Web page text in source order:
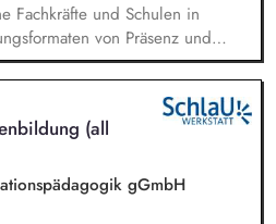
Fachkräfte und Schulen in
von Präsenz und
pädogischen Tagen und erstellst
Plattform schlau-lernen.org.
liegen dabei auf den
und
(all
gGmbH